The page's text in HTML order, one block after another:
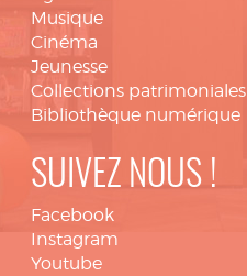
Musique
Cinéma
Jeunesse
Collections patrimoniales
Bibliothèque numérique
SUIVEZ NOUS !
Facebook
Instagram
Youtube